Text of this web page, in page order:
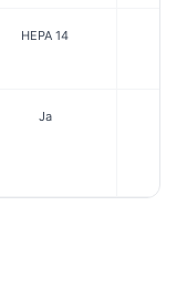
HEPA 14
Ja